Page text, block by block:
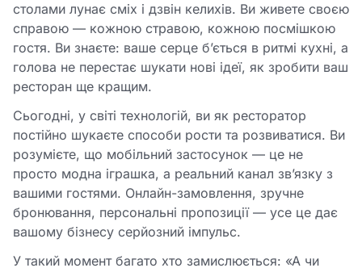
столами лунає сміх і дзвін келихів. Ви живете своєю
справою — кожною стравою, кожною посмішкою
гостя. Ви знаєте: ваше серце б’ється в ритмі кухні, а
голова не перестає шукати нові ідеї, як зробити ваш
ресторан ще кращим.
Сьогодні, у світі технологій, ви як ресторатор
постійно шукаєте способи рости та розвиватися. Ви
розумієте, що мобільний застосунок — це не
просто модна іграшка, а реальний канал зв’язку з
вашими гостями. Онлайн-замовлення, зручне
бронювання, персональні пропозиції — усе це дає
вашому бізнесу серйозний імпульс.
У такий момент багато хто замислюється: «А чи